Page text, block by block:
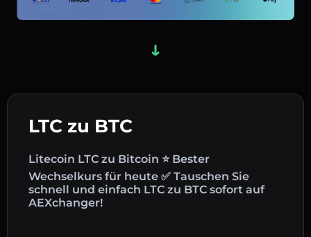
LTC zu BTC
Litecoin LTC zu Bitcoin ⭐ Bester
Wechselkurs für heute ✅ Tauschen Sie
schnell und einfach LTC zu BTC sofort auf
AEXchanger!